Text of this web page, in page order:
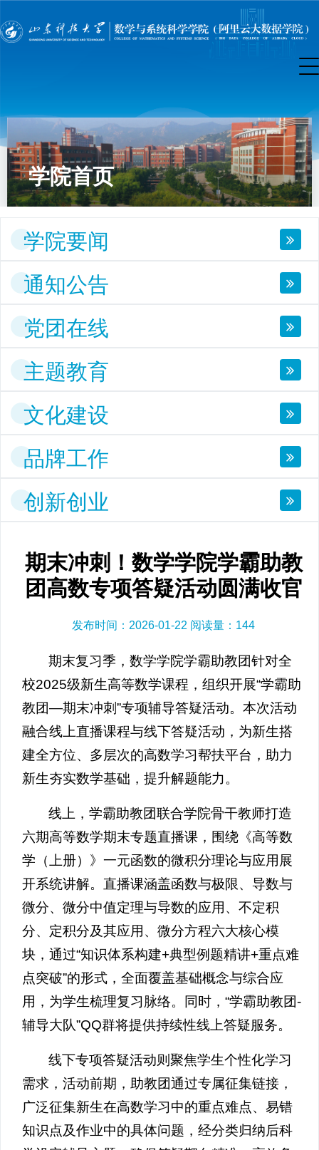
学院首页
学院要闻
通知公告
党团在线
主题教育
文化建设
品牌工作
创新创业
期末冲刺！数学学院学霸助教
团高数专项答疑活动圆满收官
发布时间：2026-01-22 阅读量： 144
期末复习季，数学学院学霸助教团针对全
校2025级新生高等数学课程，组织开展“学霸助
教团—期末冲刺”专项辅导答疑活动。本次活动
融合线上直播课程与线下答疑活动，为新生搭
建全方位、多层次的高数学习帮扶平台，助力
新生夯实数学基础，提升解题能力。
线上，学霸助教团联合学院骨干教师打造
六期高等数学期末专题直播课，围绕《高等数
学（上册）》一元函数的微积分理论与应用展
开系统讲解。直播课涵盖函数与极限、导数与
微分、微分中值定理与导数的应用、不定积
分、定积分及其应用、微分方程六大核心模
块，通过“知识体系构建+典型例题精讲+重点难
点突破”的形式，全面覆盖基础概念与综合应
用，为学生梳理复习脉络。同时，“学霸助教团-
辅导大队”QQ群将提供持续性线上答疑服务。
线下专项答疑活动则聚焦学生个性化学习
需求，活动前期，助教团通过专属征集链接，
广泛征集新生在高数学习中的重点难点、易错
知识点及作业中的具体问题，经分类归纳后科